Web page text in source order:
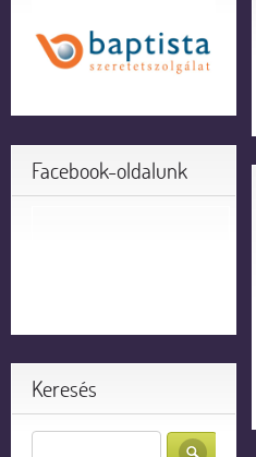
Facebook-oldalunk
Keresés